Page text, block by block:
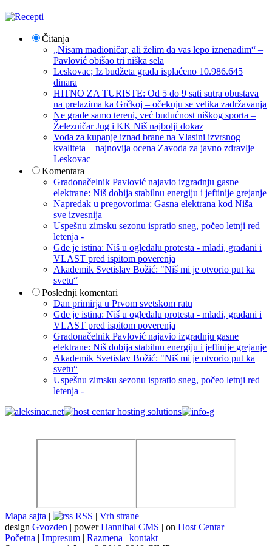
Čitanja
„Nisam mađioničar, ali želim da vas lepo iznenadim“ –
Pavlović obišao tri niška sela
Leskovac; Iz budžeta grada isplaćeno 10.986.645
dinara
HITNO ZA TURISTE: Od 5 do 9 sati sutra obustava
na prelazima ka Grčkoj – očekuju se velika zadržavanja
Ne grade samo tereni, već budućnost niškog sporta –
Železničar Jug i KK Niš najbolji dokaz
Voda za kupanje iznad brane na Vlasini izvrsnog
kvaliteta – najnovija ocena Zavoda za javno zdravlje
Leskovac
Komentara
Gradonačelnik Pavlović najavio izgradnju gasne
elektrane: Niš dobija stabilnu energiju i jeftinije grejanje
Napredak u pregovorima: Gasna elektrana kod Niša
sve izvesnija
Uspešnu zimsku sezonu ispratio sneg, počeo letnji red
letenja -
Gde je istina: Niš u ogledalu protesta - mladi, građani i
VLAST pred ispitom poverenja
Akademik Svetislav Božić: "Niš mi je otvorio put ka
svetu“
Poslednji komentari
Dan primirja u Prvom svetskom ratu
Gde je istina: Niš u ogledalu protesta - mladi, građani i
VLAST pred ispitom poverenja
Gradonačelnik Pavlović najavio izgradnju gasne
elektrane: Niš dobija stabilnu energiju i jeftinije grejanje
Akademik Svetislav Božić: "Niš mi je otvorio put ka
svetu“
Uspešnu zimsku sezonu ispratio sneg, počeo letnji red
letenja -
Mapa sajta | RSS | Vrh strane
design Gvozden | powerHannibal CMS | on Host Centar
Početna | Impresum | Razmena | kontakt